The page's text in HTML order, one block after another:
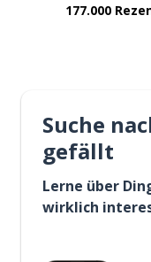
177.000
Suche
gefällt
Lerne über
wirklich